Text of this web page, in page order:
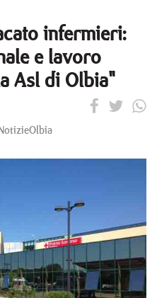
infermieri:
e lavoro
Asl di Olbia"